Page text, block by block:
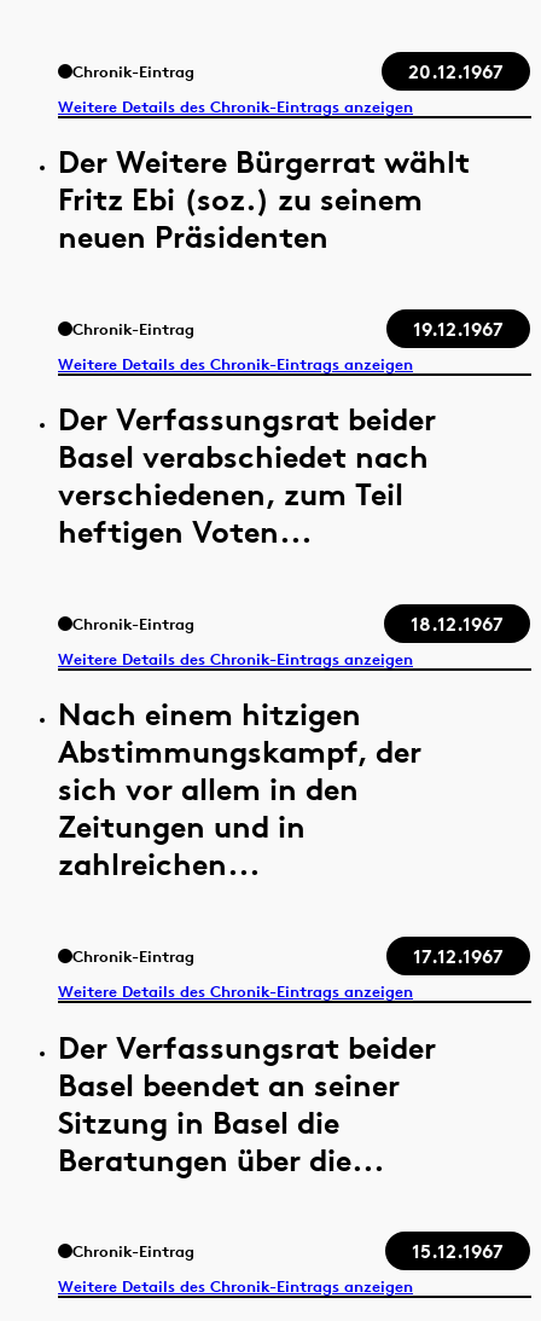
Chronik-Eintrag 20.12.1967
Weitere Details des Chronik-Eintrags anzeigen
Der Weitere Bürgerrat wählt
Fritz Ebi (soz.) zu seinem
neuen Präsidenten
Chronik-Eintrag 19.12.1967
Weitere Details des Chronik-Eintrags anzeigen
Der Verfassungsrat beider
Basel verabschiedet nach
verschiedenen, zum Teil
heftigen Voten...
Chronik-Eintrag 18.12.1967
Weitere Details des Chronik-Eintrags anzeigen
Nach einem hitzigen
Abstimmungskampf, der
sich vor allem in den
Zeitungen und in
zahlreichen...
Chronik-Eintrag 17.12.1967
Weitere Details des Chronik-Eintrags anzeigen
Der Verfassungsrat beider
Basel beendet an seiner
Sitzung in Basel die
Beratungen über die...
Chronik-Eintrag 15.12.1967
Weitere Details des Chronik-Eintrags anzeigen